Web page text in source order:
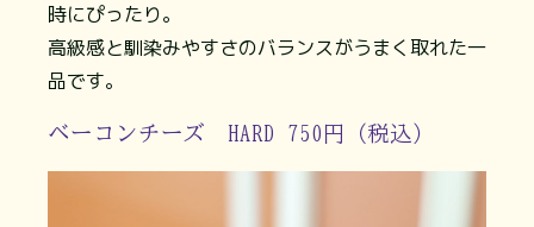
時にぴったり。
高級感と馴染みやすさのバランスがうまく取れた一
品です。
ベーコンチーズ HARD 750円（税込）